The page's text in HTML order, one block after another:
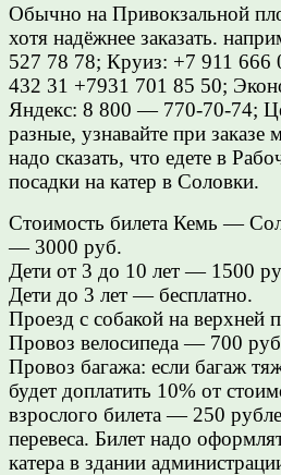
Обычно на Привокзальной
хотя надёжнее заказать.
527 78 78; Круиз: +7 911 666
432 31 +7931 701 85 50;
Яндекс: 8 800 — 770-70-74;
разные, узнавайте при
надо сказать, что едете в
посадки на катер в Соловки.
Стоимость билета Кемь —
— 3000 руб.
Дети от 3 до 10 лет — 1500
Дети до 3 лет — бесплатно.
Проезд с собакой на верхней
Провоз велосипеда — 700
Провоз багажа: если багаж
будет доплатить 10% от
взрослого билета — 250
перевеса. Билет надо
катера в здании